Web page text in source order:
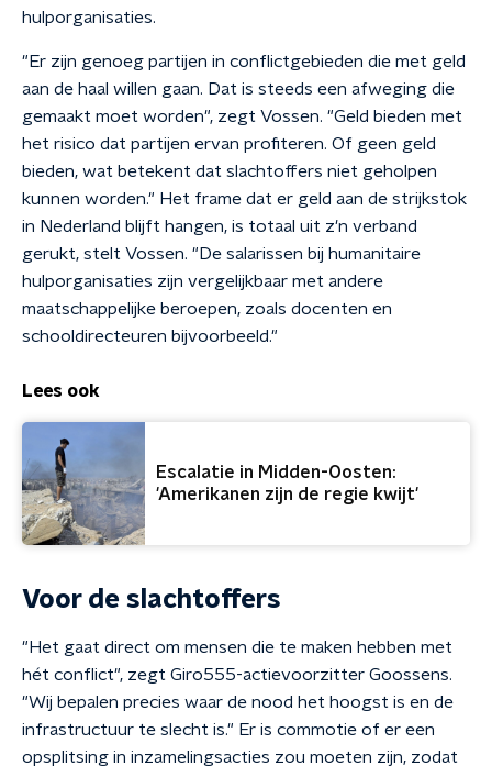
hulporganisaties.
"Er zijn genoeg partijen in conflictgebieden die met geld
aan de haal willen gaan. Dat is steeds een afweging die
gemaakt moet worden", zegt Vossen. "Geld bieden met
het risico dat partijen ervan profiteren. Of geen geld
bieden, wat betekent dat slachtoffers niet geholpen
kunnen worden." Het frame dat er geld aan de strijkstok
in Nederland blijft hangen, is totaal uit z'n verband
gerukt, stelt Vossen. "De salarissen bij humanitaire
hulporganisaties zijn vergelijkbaar met andere
maatschappelijke beroepen, zoals docenten en
schooldirecteuren bijvoorbeeld."
Lees ook
Escalatie in Midden-Oosten:
'Amerikanen zijn de regie kwijt'
Voor de slachtoffers
"Het gaat direct om mensen die te maken hebben met
hét conflict", zegt Giro555-actievoorzitter Goossens.
"Wij bepalen precies waar de nood het hoogst is en de
infrastructuur te slecht is." Er is commotie of er een
opsplitsing in inzamelingsacties zou moeten zijn, zodat